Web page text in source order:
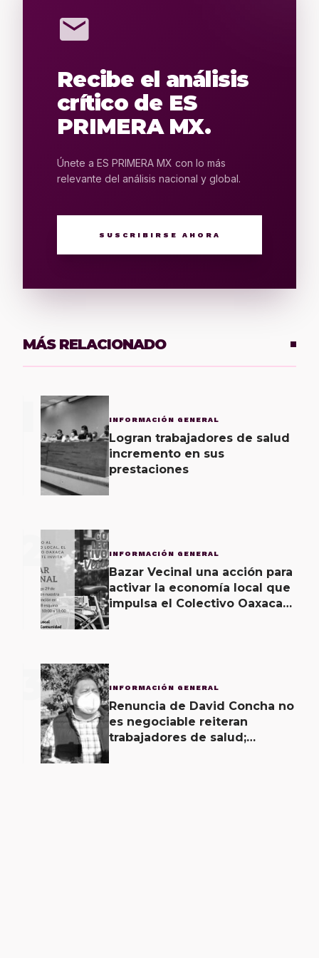
mail
Recibe el análisis
crítico de ES
PRIMERA MX.
Únete a ES PRIMERA MX con lo más
relevante del análisis nacional y global.
SUSCRIBIRSE AHORA
MÁS RELACIONADO
INFORMACIÓN GENERAL
Logran trabajadores de salud
incremento en sus
prestaciones
2 INFORMACIÓN GENERAL
Bazar Vecinal una acción para
activar la economía local que
impulsa el Colectivo Oaxaca
3 INFORMACIÓN GENERAL
Renuncia de David Concha no
es negociable reiteran
trabajadores de salud;